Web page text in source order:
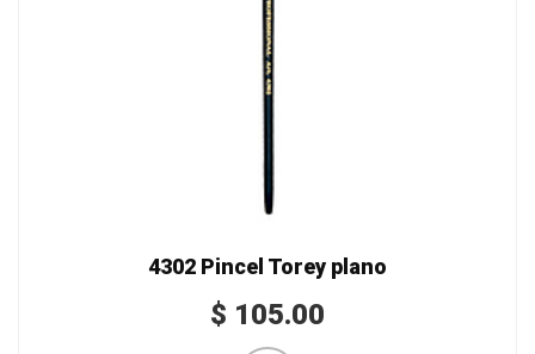
4302 Pincel Torey plano
$ 105.00